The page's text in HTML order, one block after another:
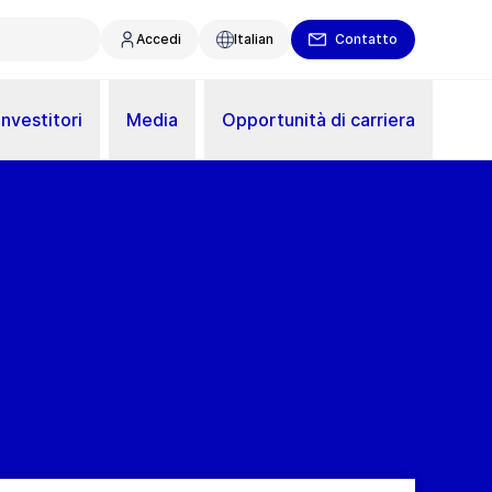
Accedi Italian Contatto
Media Opportunità di carriera